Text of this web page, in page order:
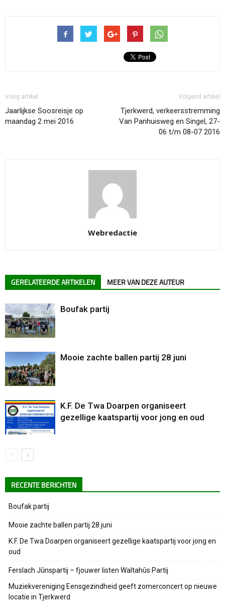
Vorig artikel
Jaarlijkse Soosreisje op
maandag 2 mei 2016
Volgend artikel
Tjerkwerd, verkeersstremming
Van Panhuisweg en Singel, 27-
06 t/m 08-07 2016
Webredactie
GERELATEERDE ARTIKELEN MEER VAN DEZE AUTEUR
Boufak partij
Mooie zachte ballen partij 28 juni
K.F. De Twa Doarpen organiseert
gezellige kaatspartij voor jong en oud
RECENTE BERICHTEN
Boufak partij
Mooie zachte ballen partij 28 juni
K.F. De Twa Doarpen organiseert gezellige kaatspartij voor jong en
oud
Ferslach Jûnspartij – fjouwer listen Waltahûs Partij
Muziekvereniging Eensgezindheid geeft zomerconcert op nieuwe
locatie in Tjerkwerd